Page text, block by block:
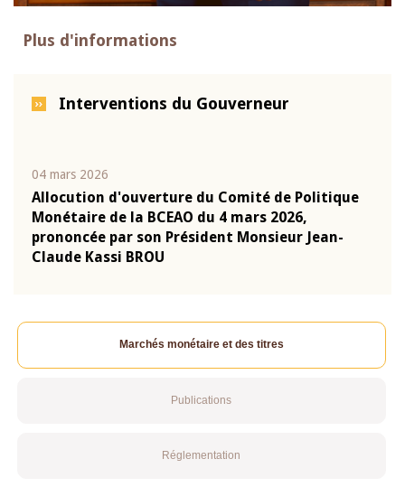
Plus d'informations
Interventions du Gouverneur
04 mars 2026
Allocution d'ouverture du Comité de Politique
Monétaire de la BCEAO du 4 mars 2026,
prononcée par son Président Monsieur Jean-
Claude Kassi BROU
Marchés monétaire et des titres
Publications
Réglementation